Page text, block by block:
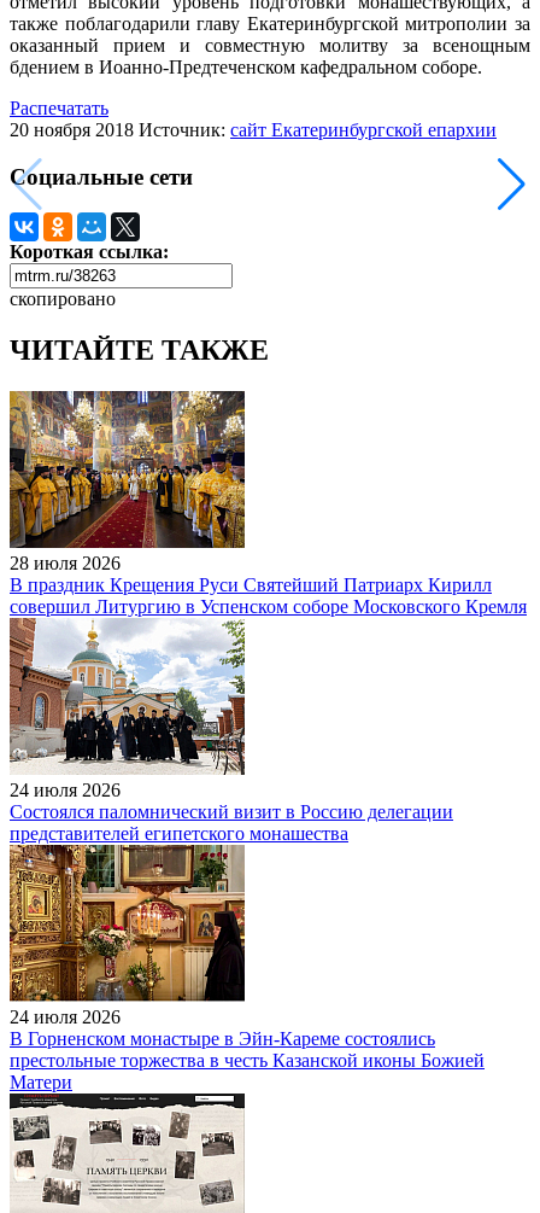
также поблагодарили главу Екатеринбургской митрополии за
оказанный прием и совместную молитву за всенощным
бдением в Иоанно-Предтеченском кафедральном соборе.
Распечатать
20 ноября 2018 Источник: сайт Екатеринбургской епархии
Социальные сети
Короткая ссылка:
скопировано
ЧИТАЙТЕ ТАКЖЕ
28 июля 2026
В праздник Крещения Руси Святейший Патриарх Кирилл
совершил Литургию в Успенском соборе Московского Кремля
24 июля 2026
Состоялся паломнический визит в Россию делегации
представителей египетского монашества
24 июля 2026
В Горненском монастыре в Эйн-Кареме состоялись
престольные торжества в честь Казанской иконы Божией
Матери